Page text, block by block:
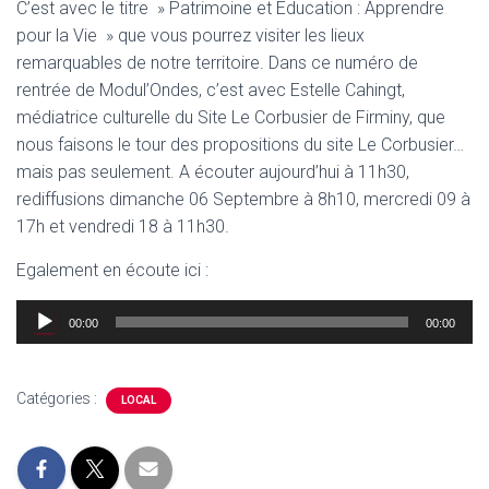
C’est avec le titre » Patrimoine et Education : Apprendre
pour la Vie » que vous pourrez visiter les lieux
remarquables de notre territoire. Dans ce numéro de
rentrée de Modul’Ondes, c’est avec Estelle Cahingt,
médiatrice culturelle du Site Le Corbusier de Firminy, que
nous faisons le tour des propositions du site Le Corbusier…
mais pas seulement. A écouter aujourd’hui à 11h30,
rediffusions dimanche 06 Septembre à 8h10, mercredi 09 à
17h et vendredi 18 à 11h30.
Egalement en écoute ici :
Lecteur
audio
00:00 00:00
Catégories : LOCAL